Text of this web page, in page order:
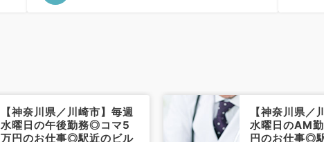
【神奈川県／川崎市】毎週
水曜日の午後勤務◎コマ5
万円のお仕事◎駅近のビル
【神奈川県／
水曜日のAM
円のお仕事◎